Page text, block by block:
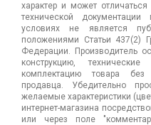
характер и может
технической
условиях не является
положениями Статьи 437(2)
Федерации. Производитель
конструкцию,
комплектацию товара без
продавца. Убедительно
желаемые характеристики
интернет-магазина
или через поле